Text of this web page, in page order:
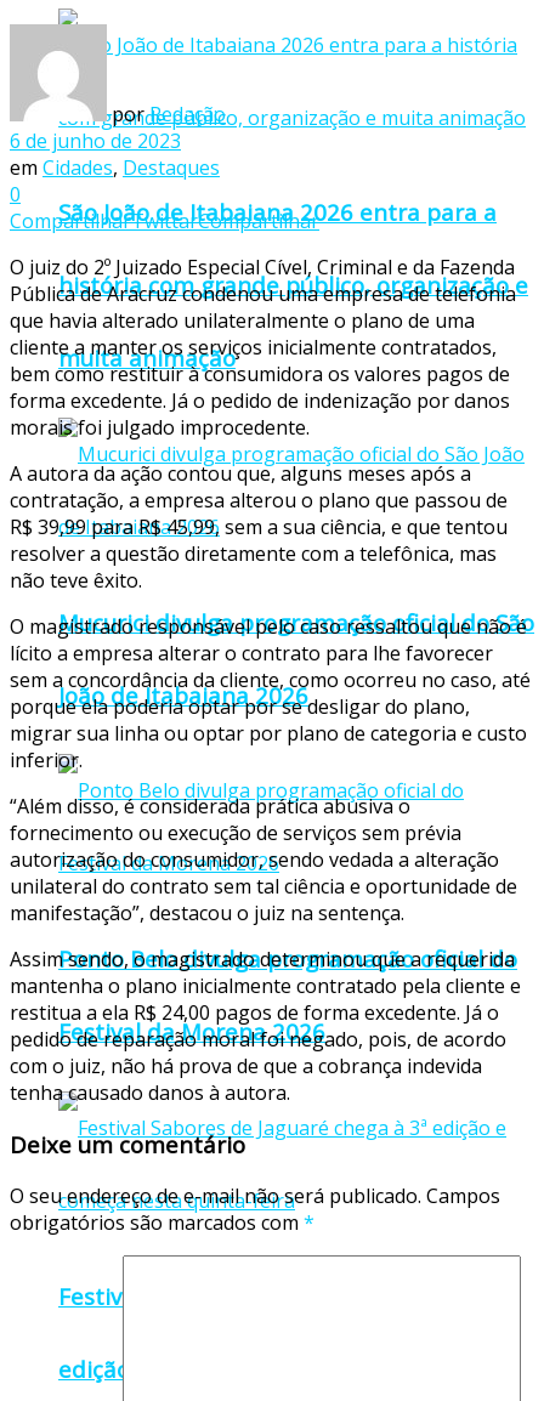
São João de Itabaiana 2026 entra para a
história com grande público, organização e
muita animação
Mucurici divulga programação oficial do São
João de Itabaiana 2026
Ponto Belo divulga programação oficial do
Festival da Morena 2026
Festival Sabores de Jaguaré chega à 3ª
edição e começa nesta quinta-feira
porRedação
6 de junho de 2023
em Cidades, Destaques
0
CompartilharTwittarCompartilhar
O juiz do 2º Juizado Especial Cível, Criminal e da Fazenda
Pública de Aracruz condenou uma empresa de telefonia
que havia alterado unilateralmente o plano de uma
cliente a manter os serviços inicialmente contratados,
bem como restituir à consumidora os valores pagos de
forma excedente. Já o pedido de indenização por danos
morais foi julgado improcedente.
A autora da ação contou que, alguns meses após a
contratação, a empresa alterou o plano que passou de
R$ 39,99 para R$ 45,99, sem a sua ciência, e que tentou
resolver a questão diretamente com a telefônica, mas
não teve êxito.
O magistrado responsável pelo caso ressaltou que não é
lícito a empresa alterar o contrato para lhe favorecer
sem a concordância da cliente, como ocorreu no caso, até
porque ela poderia optar por se desligar do plano,
migrar sua linha ou optar por plano de categoria e custo
inferior.
“Além disso, é considerada prática abusiva o
fornecimento ou execução de serviços sem prévia
autorização do consumidor, sendo vedada a alteração
unilateral do contrato sem tal ciência e oportunidade de
manifestação”, destacou o juiz na sentença.
Assim sendo, o magistrado determinou que a requerida
mantenha o plano inicialmente contratado pela cliente e
restitua a ela R$ 24,00 pagos de forma excedente. Já o
pedido de reparação moral foi negado, pois, de acordo
com o juiz, não há prova de que a cobrança indevida
tenha causado danos à autora.
Deixe um comentário
O seu endereço de e-mail não será publicado. Campos
obrigatórios são marcados com *